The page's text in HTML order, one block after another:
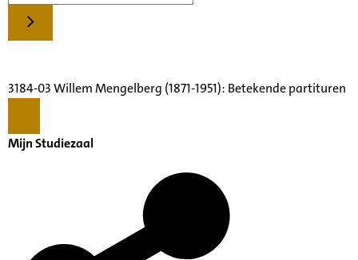
3184-03 Willem Mengelberg (1871-1951): Betekende partituren
Mijn Studiezaal